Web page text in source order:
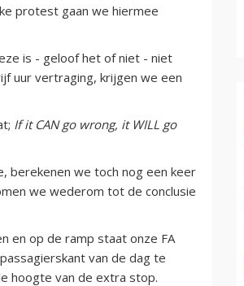
protest gaan we hiermee
is - geloof het of niet - niet
uur vertraging, krijgen we een
If it CAN go wrong, it WILL go
berekenen we toch nog een keer
we wederom tot de conclusie
en op de ramp staat onze FA
van de dag te
hoogte van de extra stop.